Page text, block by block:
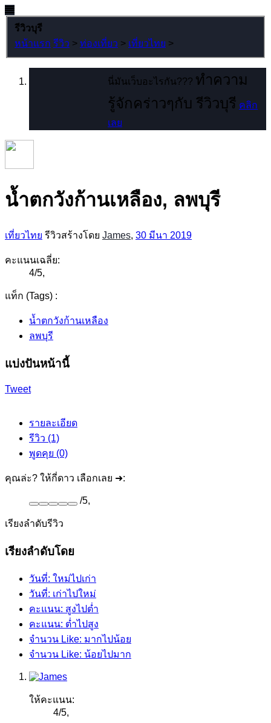
รีวิวบุรี
หน้าแรก รีวิว > ท่องเที่ยว > เที่ยวไทย >
นี่มันเว็บอะไรกัน??? ทำความ
รู้จักคร่าวๆกับ รีวิวบุรี คลิก
เลย
น้ำตกวังก้านเหลือง, ลพบุรี
เที่ยวไทย รีวิวสร้างโดย James, 30 มีนา 2019
คะแนนเฉลี่ย:
4/5,
แท็ก (Tags) :
น้ำตกวังก้านเหลือง
ลพบุรี
แบ่งปันหน้านี้
Tweet
รายละเอียด
รีวิว (1)
พูดคุย (0)
คุณล่ะ? ให้กี่ดาว เลือกเลย ➜:
/5,
เรียงลำดับรีวิว
เรียงลำดับโดย
วันที่: ใหม่ไปเก่า
วันที่: เก่าไปใหม่
คะแนน: สูงไปต่ำ
คะแนน: ต่ำไปสูง
จำนวน Like: มากไปน้อย
จำนวน Like: น้อยไปมาก
ให้คะแนน:
4/5,